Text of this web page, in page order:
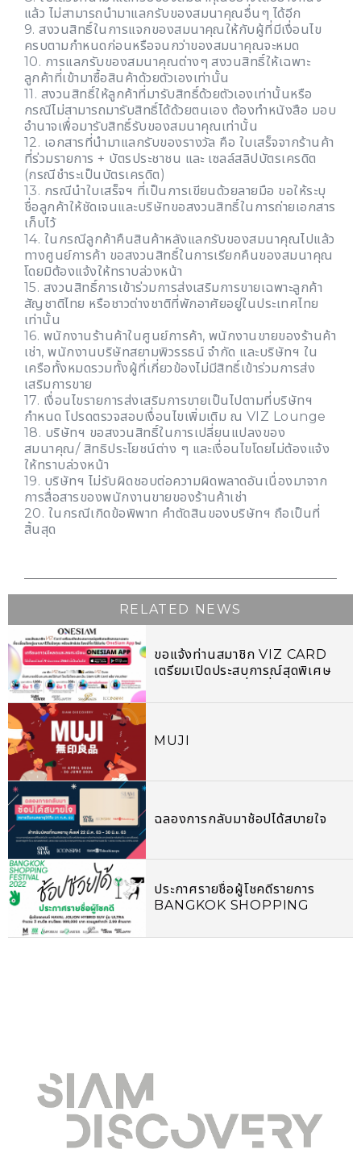
แล้ว ไม่สามารถนำมาแลกรับของสมนาคุณอื่นๆ ได้อีก
9. สงวนสิทธิ์ในการแจกของสมนาคุณให้กับผู้ที่มีเงื่อนไข
ครบตามกำหนดก่อนหรือจนกว่าของสมนาคุณจะหมด
10. การแลกรับของสมนาคุณต่างๆ สงวนสิทธิ์ให้เฉพาะ
ลูกค้าที่เข้ามาซื้อสินค้าด้วยตัวเองเท่านั้น
11. สงวนสิทธิ์ให้ลูกค้าที่มารับสิทธิ์ด้วยตัวเองเท่านั้นหรือ
กรณีไม่สามารถมารับสิทธิ์ได้ด้วยตนเอง ต้องทำหนังสือ มอบ
อำนาจเพื่อมารับสิทธิ์รับของสมนาคุณเท่านั้น
12. เอกสารที่นำมาแลกรับของรางวัล คือ ใบเสร็จจากร้านค้า
ที่ร่วมรายการ + บัตรประชาชน และ เซลล์สลิปบัตรเครดิต
(กรณีชำระเป็นบัตรเครดิต)
13. กรณีนำใบเสร็จฯ ที่เป็นการเขียนด้วยลายมือ ขอให้ระบุ
ชื่อลูกค้าให้ชัดเจนและบริษัทขอสงวนสิทธิ์ในการถ่ายเอกสาร
เก็บไว้
14. ในกรณีลูกค้าคืนสินค้าหลังแลกรับของสมนาคุณไปแล้ว
ทางศูนย์การค้า ขอสงวนสิทธิ์ในการเรียกคืนของสมนาคุณ
โดยมิต้องแจ้งให้ทราบล่วงหน้า
15. สงวนสิทธิ์การเข้าร่วมการส่งเสริมการขายเฉพาะลูกค้า
สัญชาติไทย หรือชาวต่างชาติที่พักอาศัยอยู่ในประเทศไทย
เท่านั้น
16. พนักงานร้านค้าในศูนย์การค้า, พนักงานขายของร้านค้า
เช่า, พนักงานบริษัทสยามพิวรรธน์ จำกัด และบริษัทฯ ใน
เครือทั้งหมดรวมทั้งผู้ที่เกี่ยวข้องไม่มีสิทธิ์เข้าร่วมการส่ง
เสริมการขาย
17. เงื่อนไขรายการส่งเสริมการขายเป็นไปตามที่บริษัทฯ
กำหนด โปรดตรวจสอบเงื่อนไขเพิ่มเติม ณ VIZ Lounge
18. บริษัทฯ ขอสงวนสิทธิ์ในการเปลี่ยนแปลงของ
สมนาคุณ/ สิทธิประโยชน์ต่าง ๆ และเงื่อนไขโดยไม่ต้องแจ้ง
ให้ทราบล่วงหน้า
19. บริษัทฯ ไม่รับผิดชอบต่อความผิดพลาดอันเนื่องมาจาก
การสื่อสารของพนักงานขายของร้านค้าเช่า
20. ในกรณีเกิดข้อพิพาท คำตัดสินของบริษัทฯ ถือเป็นที่
สิ้นสุด
RELATED NEWS
ขอแจ้งท่านสมาชิก VIZ CARD
เตรียมเปิดประสบการณ์สุดพิเศษ
ขนานมาไว้ในมือคุณ พร้อมสิทธิ
APP ใหม่
MUJI
ฉลองการกลับมาช้อปได้สบายใจ
ประกาศรายชื่อผู้โชคดีรายการ
BANGKOK SHOPPING